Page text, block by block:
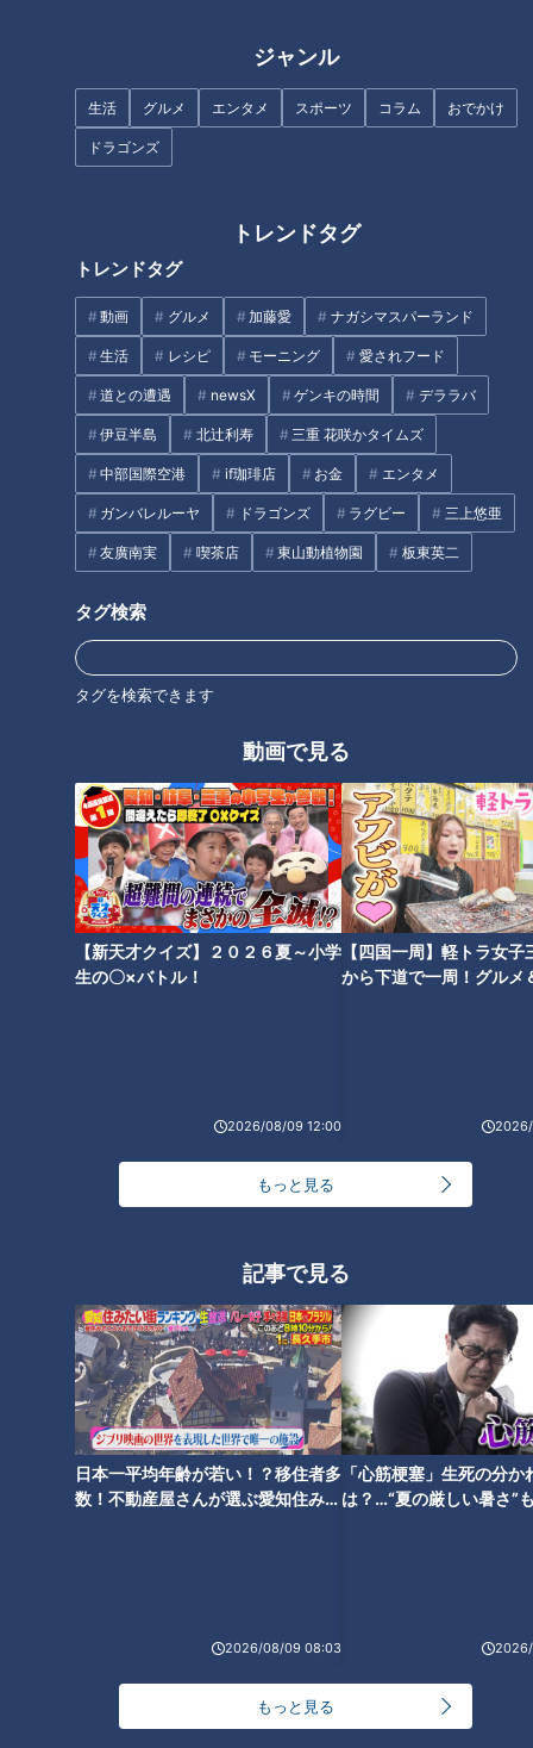
ジャンル
生活 グルメ エンタメ スポーツ コラム おでかけ
ドラゴンズ
トレンドタグ
トレンドタグ
動画 グルメ 加藤愛 ナガシマスパーランド
生活 レシピ モーニング 愛されフード
道との遭遇 newsX ゲンキの時間 デララバ
伊豆半島 北辻利寿 三重 花咲かタイムズ
中部国際空港 if珈琲店 お金 エンタメ
ガンバレルーヤ ドラゴンズ ラグビー 三上悠亜
友廣南実 喫茶店 東山動植物園 板東英二
タグ検索
タグを検索できます
動画で見る
【新天才クイズ】２０２６夏～小学
生の〇×バトル！
2026/08/09 12:00
【四国一周】軽トラ女子
から下道で一周！グルメ
もっと見る
記事で見る
日本一平均年齢が若い！？移住者多
数！不動産屋さんが選ぶ愛知住みた
2026/08/09 08:03
「心筋梗塞」生死の分か
は？…“夏の厳しい暑さ”
もっと見る
今回は、8年前にオープンした名古屋市中区の居酒屋【とと
「人手不足で困っています。お店のお手伝いをお願いします」
との事で、平松くんがお店に向かいます。
奥様が夫婦二人で切り盛りしています。今年1月にアルバイト
が辞めてしまい、現在アルバイトを募集中ですがなかなか応募
がありません。募集要項を見ると、時給1，200円。他の条件
も悪くないのですが、近隣の飲食店も同様にアルバイト不足に
悩んでいて…。以前、時給2，000円で募集したこともあるそ
うですが、苦肉の策でも応募はゼロ。人手不足を解決する糸口
が見えない状況です。
30人以上のお客様や電話・レジも奥さま一人での対応となる
…ですが、小学4年生から芸能活動をしている平松くんはバイ
今回のお助けで、平松くんは基本の「注文を受ける」「配膳」
「皿洗い」を担当することに。
午後5時30分、いよいよお店の開店です。
「いらっしゃいませ！」「お待たせしました！」と、持ち前の
明るさと元気で接客はまずまずの様子。